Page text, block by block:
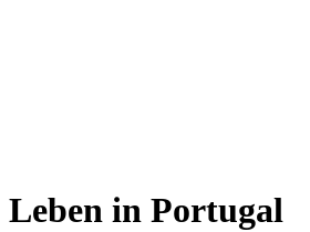
Leben in Portugal